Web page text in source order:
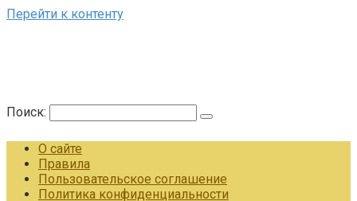
Перейти к контенту
Поиск:
О сайте
Правила
Пользовательское соглашение
Политика конфиденциальности